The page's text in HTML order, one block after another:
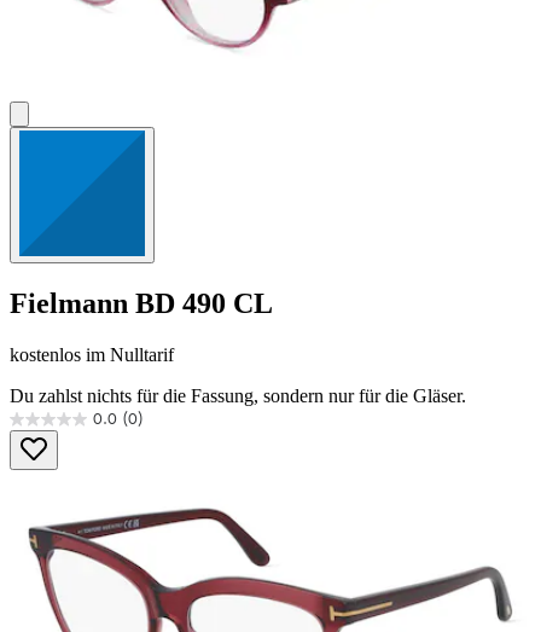
Fielmann BD 490 CL
kostenlos im Nulltarif
Du zahlst nichts für die Fassung, sondern nur für die Gläser.
0.0 (0)
0.0
von
5